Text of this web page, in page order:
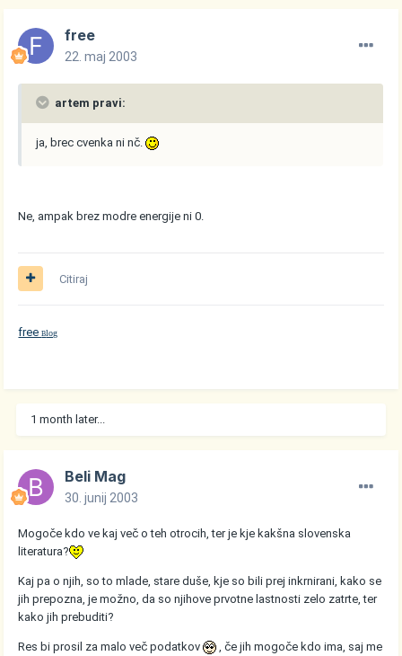
free
22. maj 2003
artem pravi:
ja, brec cvenka ni nč.
Ne, ampak brez modre energije ni 0.
Citiraj
freeBlog
1 month later...
Beli Mag
30. junij 2003
Mogoče kdo ve kaj več o teh otrocih, ter je kje kakšna slovenska
literatura?
Kaj pa o njih, so to mlade, stare duše, kje so bili prej inkrnirani, kako se
jih prepozna, je možno, da so njihove prvotne lastnosti zelo zatrte, ter
kako jih prebuditi?
Res bi prosil za malo več podatkov
, če jih mogoče kdo ima, saj me